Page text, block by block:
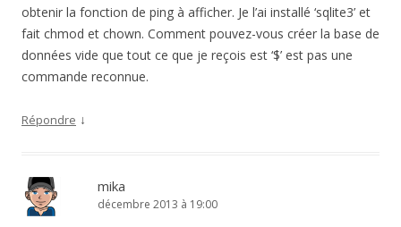
obtenir la fonction de ping à afficher. Je l’ai installé ‘sqlite3’ et
fait chmod et chown. Comment pouvez-vous créer la base de
données vide que tout ce que je reçois est ‘$’ est pas une
commande reconnue.
Répondre ↓
mika
décembre 2013 à 19:00